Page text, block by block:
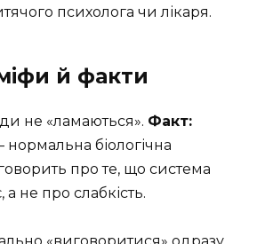
психолога чи лікаря.
й факти
не «ламаються». Факт:
нормальна біологічна
про те, що система
не про слабкість.